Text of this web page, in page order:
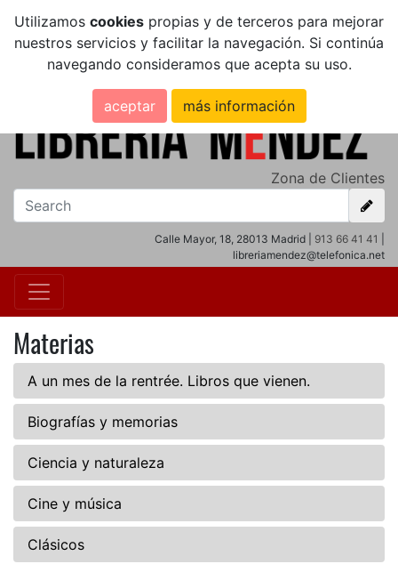
Utilizamos cookies propias y de terceros para mejorar
nuestros servicios y facilitar la navegación. Si continúa
navegando consideramos que acepta su uso.
aceptar más información
Zona de Clientes
Calle Mayor, 18, 28013 Madrid | 913 66 41 41
libreriamendez@telefonica.net
Materias
A un mes de la rentrée. Libros que vienen.
Biografías y memorias
Ciencia y naturaleza
Cine y música
Clásicos